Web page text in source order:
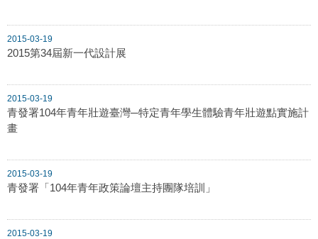
2015-03-19
2015第34屆新一代設計展
2015-03-19
青發署104年青年壯遊臺灣─特定青年學生體驗青年壯遊點實施計
畫
2015-03-19
青發署「104年青年政策論壇主持團隊培訓」
2015-03-19